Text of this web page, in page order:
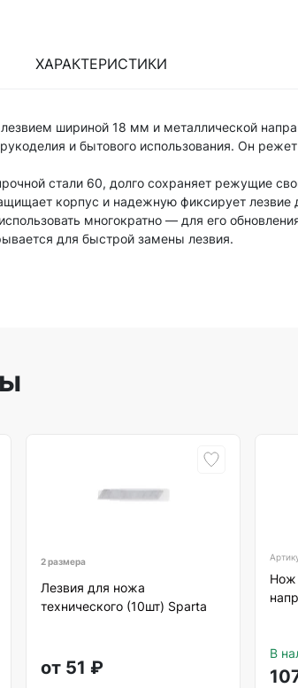
ХАРАКТЕРИСТИКИ
шириной 18 мм и металлической
и бытового использования. Он
стали 60, долго сохраняет режущие
корпус и надежную фиксирует
многократно — для его
для быстрой замены лезвия.
2 размера
Лезвия для ножа
технического (10шт) Sparta
от 51 ₽
Нож
В